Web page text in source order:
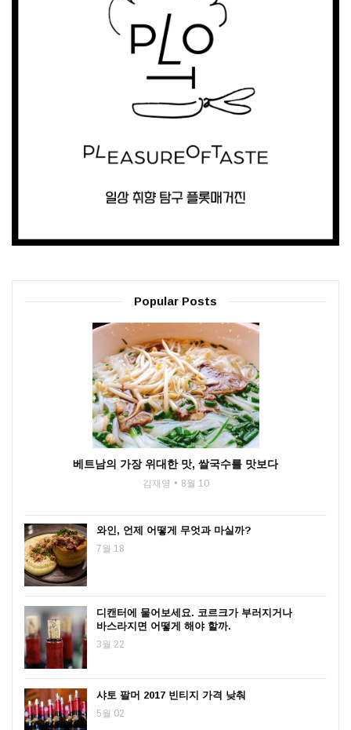
Popular Posts
베트남의 가장 위대한 맛, 쌀국수를 맛보다
김재영 8월 10
와인, 언제 어떻게 무엇과 마실까?
7월 18
디캔터에 물어보세요. 코르크가 부러지거나
바스라지면 어떻게 해야 할까.
3월 22
샤토 팔머 2017 빈티지 가격 낮춰
5월 02